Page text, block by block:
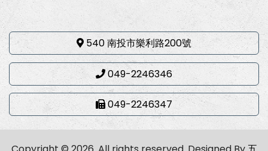
540 南投市樂利路200號
049-2246346
049-2246347